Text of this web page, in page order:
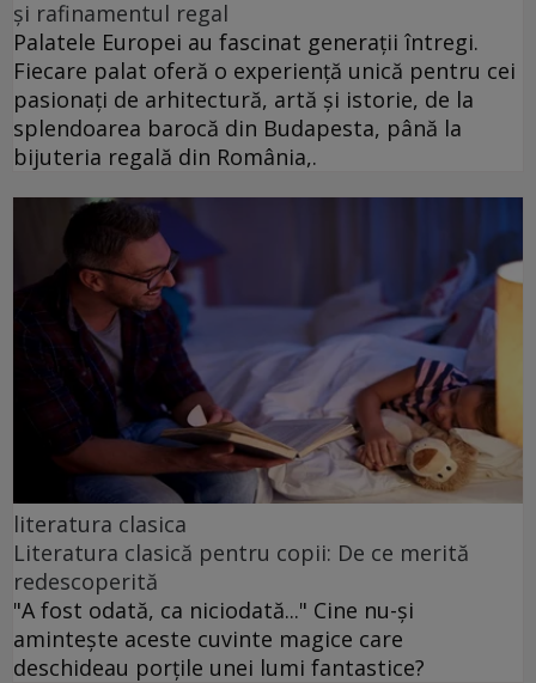
și rafinamentul regal
Palatele Europei au fascinat generații întregi.
Fiecare palat oferă o experiență unică pentru cei
pasionați de arhitectură, artă și istorie, de la
splendoarea barocă din Budapesta, până la
bijuteria regală din România,.
literatura clasica
Literatura clasică pentru copii: De ce merită
redescoperită
"A fost odată, ca niciodată..." Cine nu-și
amintește aceste cuvinte magice care
deschideau porțile unei lumi fantastice?